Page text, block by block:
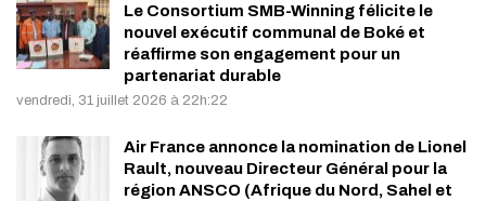
Le Consortium SMB-Winning félicite le
nouvel exécutif communal de Boké et
réaffirme son engagement pour un
partenariat durable
vendredi, 31 juillet 2026 à 22h:22
Air France annonce la nomination de Lionel
Rault, nouveau Directeur Général pour la
région ANSCO (Afrique du Nord, Sahel et